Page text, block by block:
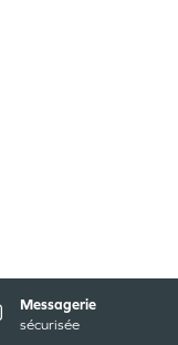
Messagerie
sécurisée